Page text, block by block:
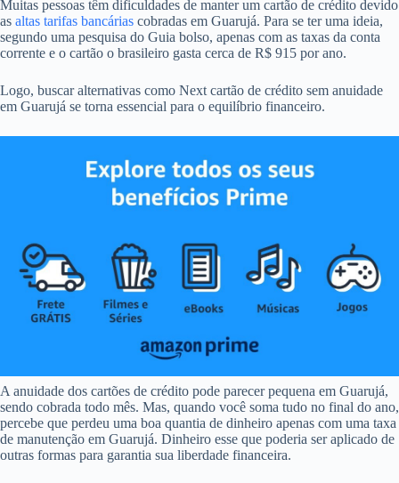
Muitas pessoas têm dificuldades de manter um cartão de crédito devido
as altas tarifas bancárias cobradas em Guarujá. Para se ter uma ideia,
segundo uma pesquisa do Guia bolso, apenas com as taxas da conta
corrente e o cartão o brasileiro gasta cerca de R$ 915 por ano.
Logo, buscar alternativas como Next cartão de crédito sem anuidade
em Guarujá se torna essencial para o equilíbrio financeiro.
A anuidade dos cartões de crédito pode parecer pequena em Guarujá,
sendo cobrada todo mês. Mas, quando você soma tudo no final do ano,
percebe que perdeu uma boa quantia de dinheiro apenas com uma taxa
de manutenção em Guarujá. Dinheiro esse que poderia ser aplicado de
outras formas para garantia sua liberdade financeira.